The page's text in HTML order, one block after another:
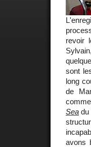
revoir
sont
long
de
Sea
avons